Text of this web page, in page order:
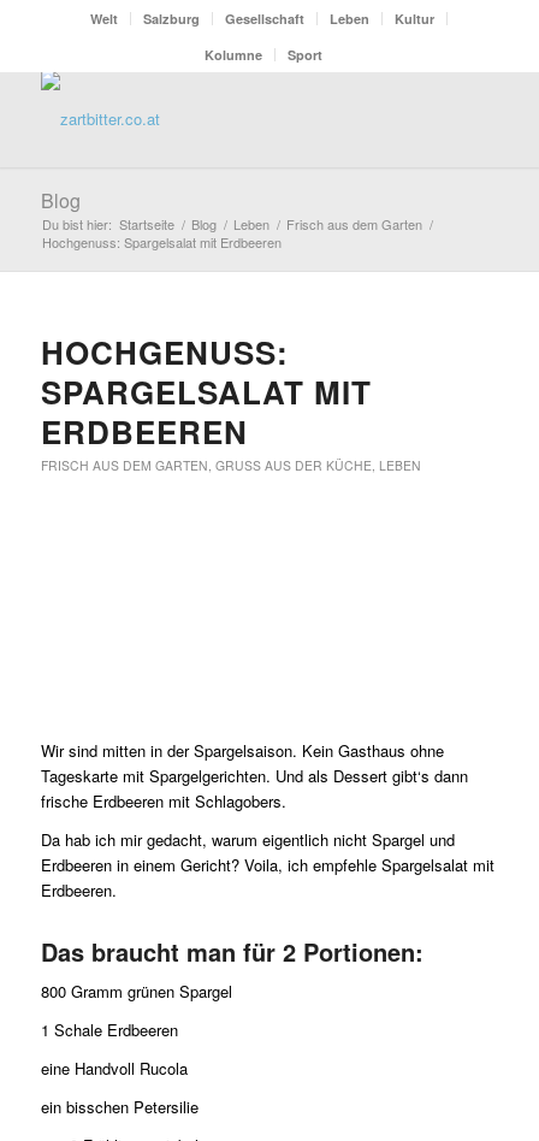
Welt Salzburg Gesellschaft Leben
Kultur
Kolumne
Sport
Blog
Du bist hier: Startseite / Blog / Leben / Frisch aus dem Garten /
Hochgenuss: Spargelsalat mit Erdbeeren
HOCHGENUSS:
SPARGELSALAT MIT
ERDBEEREN
FRISCH AUS DEM GARTEN, GRUSS AUS DER KÜCHE , LEBEN
Wir sind mitten in der Spargelsaison. Kein Gasthaus ohne
Tageskarte mit Spargelgerichten. Und als Dessert gibt‘s dann
frische Erdbeeren mit Schlagobers.
Da hab ich mir gedacht, warum eigentlich nicht Spargel und
Erdbeeren in einem Gericht? Voila, ich empfehle Spargelsalat mit
Erdbeeren.
Das braucht man für 2 Portionen:
800 Gramm grünen Spargel
1 Schale Erdbeeren
eine Handvoll Rucola
ein bisschen Petersilie